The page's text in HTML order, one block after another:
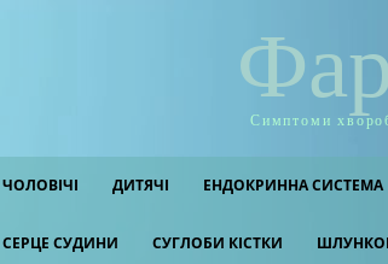
Симптоми
ЧОЛОВІЧІ ДИТЯЧІ ЕНДОКРИННА СИСТЕМА
СЕРЦЕ СУДИНИ СУГЛОБИ КІСТКИ